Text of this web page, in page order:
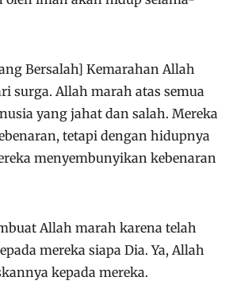
Bersalah] Kemarahan Allah
surga. Allah marah atas semua
yang jahat dan salah. Mereka
tetapi dengan hidupnya
menyembunyikan kebenaran
Allah marah karena telah
mereka siapa Dia. Ya, Allah
kepada mereka.